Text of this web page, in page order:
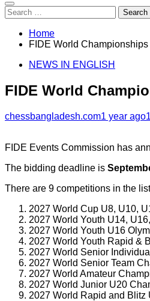
Search
for:
Home
FIDE World
NEWS IN ENGLISH
FIDE World
chessbangladesh.com1 year ago
FIDE Events Commission has
The bidding deadline is
There are 9 competitions in the
2027 World Cup U8, U10,
2027 World Youth U14,
2027 World Youth U16
2027 World Youth Rapid &
2027 World Senior
2027 World Senior Team
2027 World Amateur
2027 World Junior U20
2027 World Rapid and Blitz